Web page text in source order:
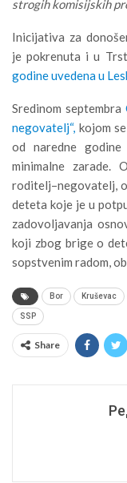
strogih komisijskih
Inicijativa za
je pokrenuta i u
godine uvedena u
Sredinom septembra
negovatelj“, kojom
od naredne godine
minimalne zarade.
roditelj–negovatelj,
deteta koje je u
zadovoljavanja
koji zbog brige o
sopstvenim radom,
Bor Kruševac
SSP
Share